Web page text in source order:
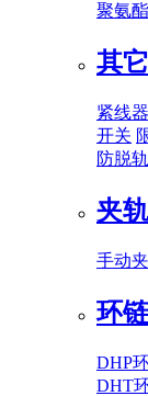
聚氨
其
紧线器
开关
防脱轨
夹
手动
环
DHP
DHT